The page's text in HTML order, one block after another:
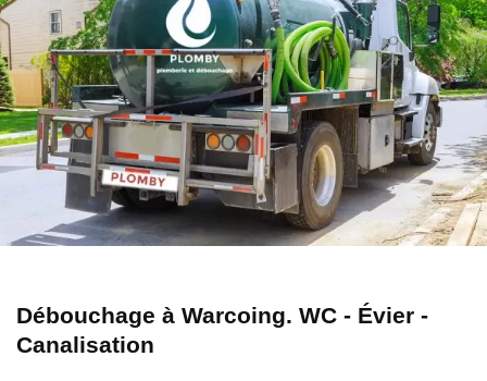
Débouchage à Warcoing. WC - Évier -
Canalisation